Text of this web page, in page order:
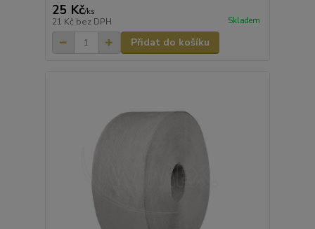
25 Kč/ks
21 Kč bez DPH Skladem
Přidat do košíku